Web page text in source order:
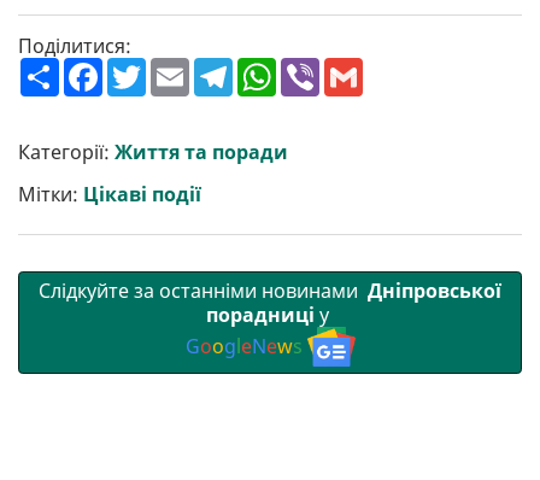
Поділитися:
П
о
р
и
т
и
F
a
b
o
o
k
T
w
t
e
r
E
m
l
T
e
g
r
W
h
s
A
V
Категорії: Життя та поради
Мітки: Цікаві події
Слідкуйте за останніми новинами Дніпровської
порадниці у
GoogleNews